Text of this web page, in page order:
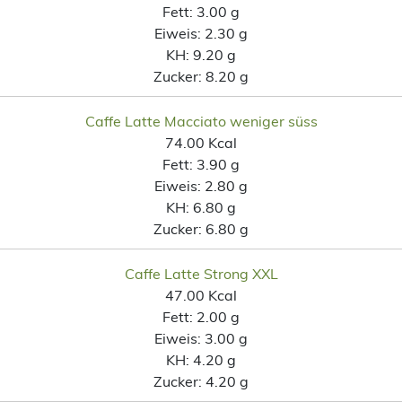
Fett: 3.00 g
Eiweis: 2.30 g
KH: 9.20 g
Zucker: 8.20 g
Caffe Latte Macciato weniger süss
74.00 Kcal
Fett: 3.90 g
Eiweis: 2.80 g
KH: 6.80 g
Zucker: 6.80 g
Caffe Latte Strong XXL
47.00 Kcal
Fett: 2.00 g
Eiweis: 3.00 g
KH: 4.20 g
Zucker: 4.20 g